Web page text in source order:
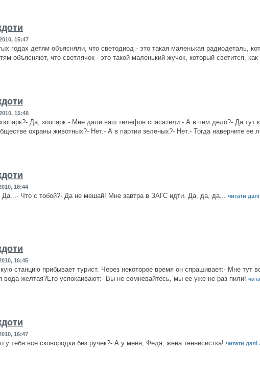
15:47
годах детям объясняли, что светодиод - это такая маленькая радиодеталь,
объясняют, что светлячок - это такой маленький жучок, который светится, как
15:48
Да, зоопарк.- Мне дали ваш телефон спасатели.- А в чем дело?- Да тут
охраны животных?- Нет.- А в партии зеленых?- Нет.- Тогда наверните ее
16:44
Что с тобой?- Да не мешай! Мне завтра в ЗАГС идти. Да, да, да... читати
16:45
станцию прибывает турист. Через некоторое время он спрашивает:- Мне тут
вода желтая?Его успокаивают:- Вы не сомневайтесь, мы ее уже не раз пили!
16:47
у тебя все сковородки без ручек?- А у меня, Федя, жена теннисистка! читати далі